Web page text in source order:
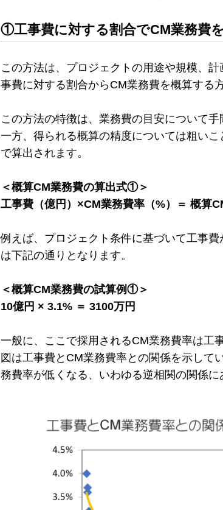
①工事費に対する割合でCM業務費
この方法は、プロジェクトの用途や規模、
事費に対する割合からCM業務費を概算する
この方法の特徴は、業務費の目安について
一方、得られる概算の精度については粗い
で算出されます。
＜概算CM業務費の算出式①＞
工事費（億円）×CM業務費率（%）＝ 概算
例えば、プロジェクト条件に基づいて工事
は下記の通りとなります。
＜概算CM業務費の試算例①＞
10億円 × 3.1% ＝ 3100万円
一般に、ここで採用されるCM業務費率は工
図は工事費とCM業務費率との関係を示して
務費率が低くなる、いわゆる逆相関の関係に